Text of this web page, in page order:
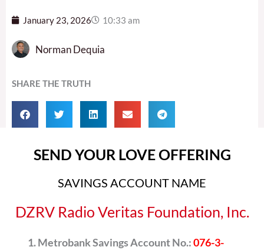
January 23, 2026 10:33 am
Norman Dequia
SHARE THE TRUTH
SEND YOUR LOVE OFFERING
SAVINGS ACCOUNT NAME
DZRV Radio Veritas Foundation, Inc.
Metrobank Savings Account No.:076-3-